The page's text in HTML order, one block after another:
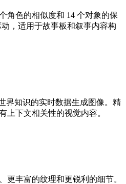
角色的相似度和 14 个对象的保
动，适用于故事板和叙事内容构
界知识的实时数据生成图像。精
上下文相关性的视觉内容。
更丰富的纹理和更锐利的细节。